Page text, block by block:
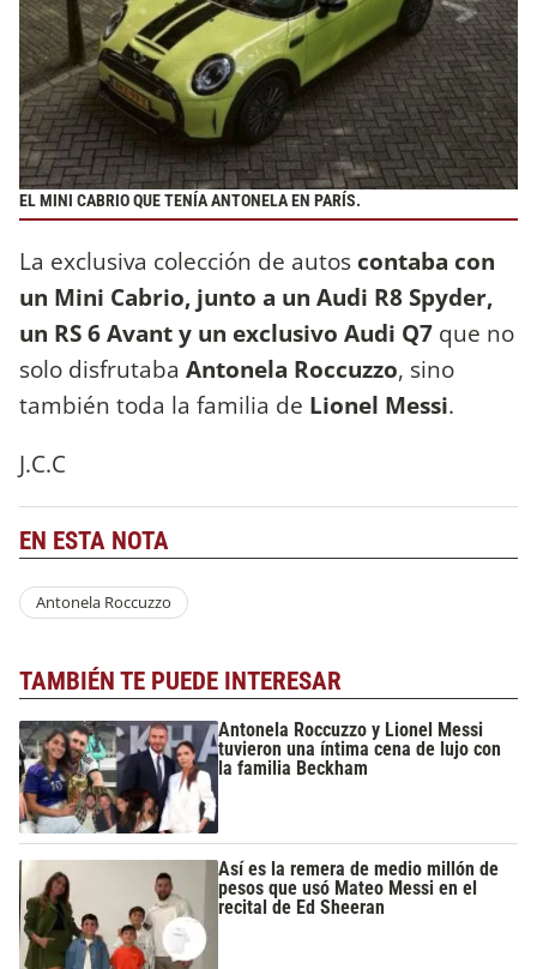
EL MINI CABRIO QUE TENÍA ANTONELA EN PARÍS.
La exclusiva colección de autos contaba con
un Mini Cabrio, junto a un Audi R8 Spyder,
un RS 6 Avant y un exclusivo Audi Q7 que no
solo disfrutaba Antonela Roccuzzo, sino
también toda la familia de Lionel Messi.
J.C.C
EN ESTA NOTA
Antonela Roccuzzo
TAMBIÉN TE PUEDE INTERESAR
Antonela Roccuzzo y Lionel Messi
tuvieron una íntima cena de lujo con
la familia Beckham
Así es la remera de medio millón de
pesos que usó Mateo Messi en el
recital de Ed Sheeran